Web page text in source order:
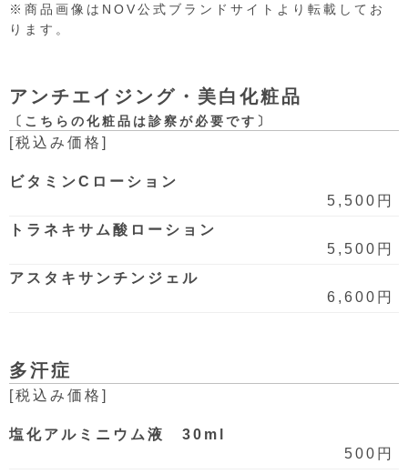
※商品画像はNOV公式ブランドサイトより転載してお
ります。
アンチエイジング・美白化粧品
〔こちらの化粧品は診察が必要です〕
[税込み価格]
ビタミンCローション
5,500円
トラネキサム酸ローション
5,500円
アスタキサンチンジェル
6,600円
多汗症
[税込み価格]
塩化アルミニウム液 30ml
500円